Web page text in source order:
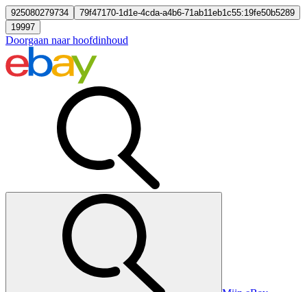
925080279734
79f47170-1d1e-4cda-a4b6-71ab11eb1c55:19fe50b5289
19997
Doorgaan naar hoofdinhoud